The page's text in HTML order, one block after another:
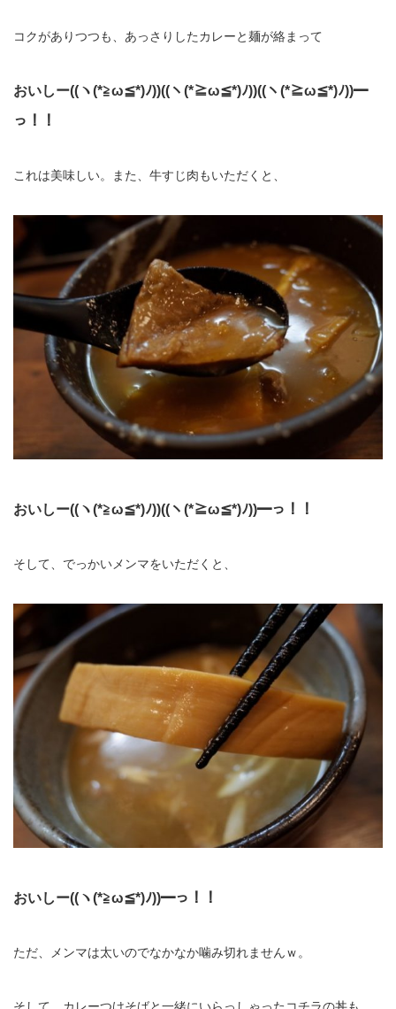
コクがありつつも、あっさりしたカレーと麺が絡まって
おいしー((ヽ(*≧ω≦*)ﾉ))((ヽ(*≧ω≦*)ﾉ))((ヽ(*≧ω≦*)ﾉ))━
っ！！
これは美味しい。また、牛すじ肉もいただくと、
おいしー((ヽ(*≧ω≦*)ﾉ))((ヽ(*≧ω≦*)ﾉ))━っ！！
そして、でっかいメンマをいただくと、
おいしー((ヽ(*≧ω≦*)ﾉ))━っ！！
ただ、メンマは太いのでなかなか噛み切れませんｗ。